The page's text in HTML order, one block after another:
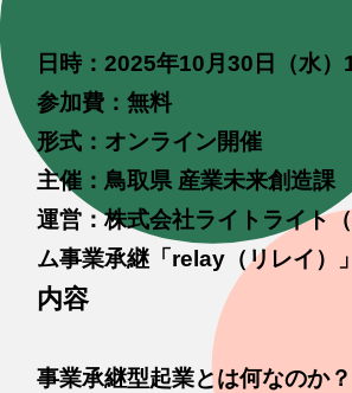
日時：2025年10月30日（水
参加費：無料
形式：オンライン開催
主催：鳥取県 産業未来創造課
運営：株式会社ライトライト
ム事業承継「relay（リレイ）
内容
事業承継型起業とは何なのか？